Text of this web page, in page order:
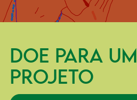
DOE PARA UM
PROJETO